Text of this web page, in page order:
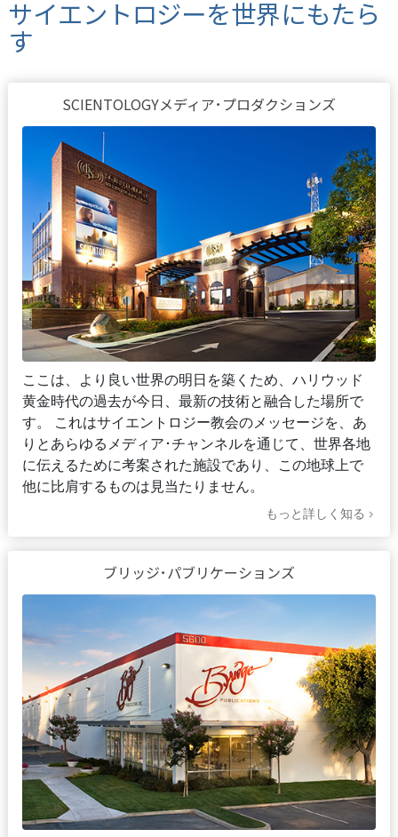
サイエントロジーを世界にもたら
す
SCIENTOLOGYメディア･プロダクションズ
ここは、より良い世界の明日を築くため、ハリウッド
黄金時代の過去が今日、最新の技術と融合した場所で
す。 これはサイエントロジー教会のメッセージを、あ
りとあらゆるメディア･チャンネルを通じて、世界各地
に伝えるために考案された施設であり、この地球上で
他に比肩するものは見当たりません。
もっと詳しく知る
ブリッジ･パブリケーションズ